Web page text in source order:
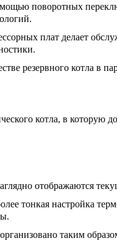
поворотных
плат делает
резервного котла в
котла, в которую
отображаются
тонкая настройка
таким